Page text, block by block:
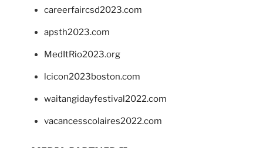
careerfaircsd2023.com
apsth2023.com
MedItRio2023.org
lcicon2023boston.com
waitangidayfestival2022.com
vacancesscolaires2022.com